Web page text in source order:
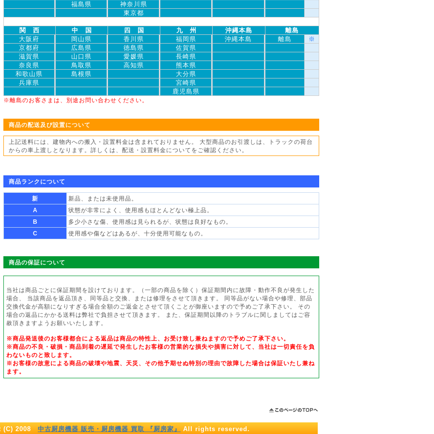
福島県
神奈川県
東京都
関 西 中 国 四 国 九 州 沖縄本島
離島
大阪府
岡山県 香川県 福岡県 沖縄本島 離島
※
京都府
広島県 徳島県
佐賀県
滋賀県
山口県 愛媛県
長崎県
奈良県
鳥取県 高知県
熊本県
和歌山県
島根県
大分県
兵庫県
宮崎県
鹿児島県
※離島のお客さまは、別途お問い合わせください。
商品の配送及び設置について
上記送料には、建物内への搬入・設置料金は含まれておりません。 大型商品のお引渡しは、トラックの荷台
からの車上渡しとなります。詳しくは、配送・設置料金についてをご確認ください。
商品ランクについて
新
新品、または未使用品。
A
状態が非常によく、使用感もほとんどない極上品。
B
多少小さな傷、使用感は見られるが、状態は良好なもの。
C
使用感や傷などはあるが、十分使用可能なもの。
商品の保証について
当社は商品ごとに保証期間を設けております。（一部の商品を除く）保証期間内に故障・動作不良が発生した
場合、 当該商品を返品頂き、同等品と交換、または修理をさせて頂きます。 同等品がない場合や修理、部品
交換代金が高額になりすぎる場合全額のご返金とさせて頂くことが御座いますので予めご了承下さい。 その
場合の返品にかかる送料は弊社で負担させて頂きます。 また、保証期間以降のトラブルに関しましてはご容
赦頂きますようお願いいたします。
※商品発送後のお客様都合による返品は商品の特性上、お受け致し兼ねますので予めご了承下さい。
※商品の不良・破損・商品到着の遅延で発生したお客様の営業的な損失や損害に対して、当社は一切責任を負
わないものと致します。
※お客様の故意による商品の破壊や地震、天災、その他予期せぬ特別の理由で故障した場合は保証いたし兼ね
ます。
(C) 2008 中古厨房機器 販売・厨房機器 買取 『厨房家』 All rights reserved.